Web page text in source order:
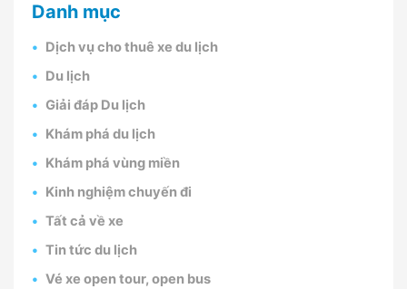
Danh mục
Dịch vụ cho thuê xe du lịch
Du lịch
Giải đáp Du lịch
Khám phá du lịch
Khám phá vùng miền
Kinh nghiệm chuyến đi
Tất cả về xe
Tin tức du lịch
Vé xe open tour, open bus